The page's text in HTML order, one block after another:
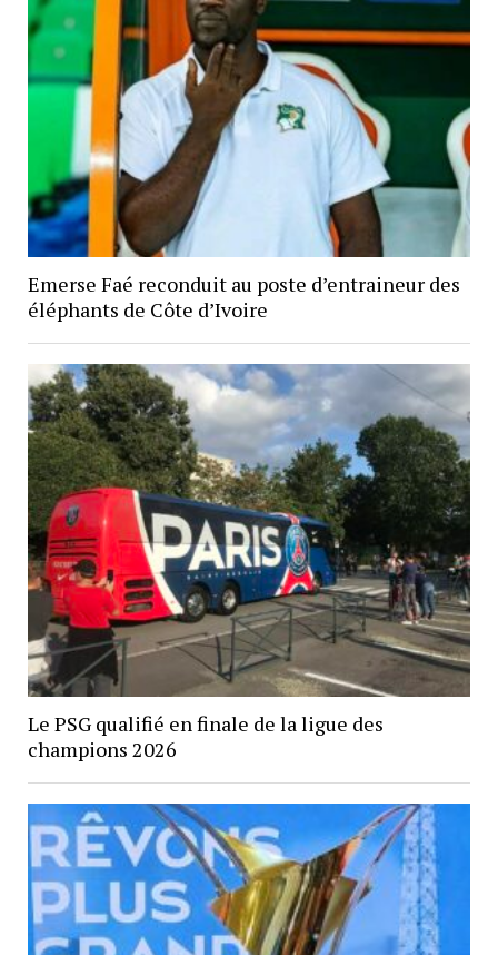
Emerse Faé reconduit au poste d’entraineur des
éléphants de Côte d’Ivoire
Le PSG qualifié en finale de la ligue des
champions 2026